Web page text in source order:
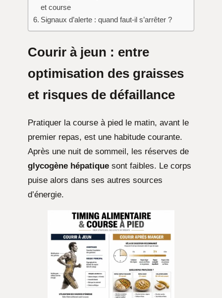
et course
Signaux d’alerte : quand faut-il s’arrêter ?
Courir à jeun : entre
optimisation des graisses
et risques de défaillance
Pratiquer la course à pied le matin, avant le
premier repas, est une habitude courante.
Après une nuit de sommeil, les réserves de
glycogène hépatique sont faibles. Le corps
puise alors dans ses autres sources
d’énergie.